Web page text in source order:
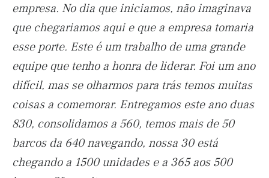
empresa. No dia que iniciamos, não imaginava
que chegariamos aqui e que a empresa tomaria
esse porte. Este é um trabalho de uma grande
equipe que tenho a honra de liderar. Foi um ano
difícil, mas se olharmos para trás temos muitas
coisas a comemorar. Entregamos este ano duas
830, consolidamos a 560, temos mais de 50
barcos da 640 navegando, nossa 30 está
chegando a 1500 unidades e a 365 aos 500